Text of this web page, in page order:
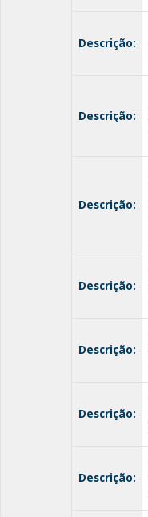
Descrição:
Descrição:
Descrição:
Descrição:
Descrição:
Descrição:
Descrição: